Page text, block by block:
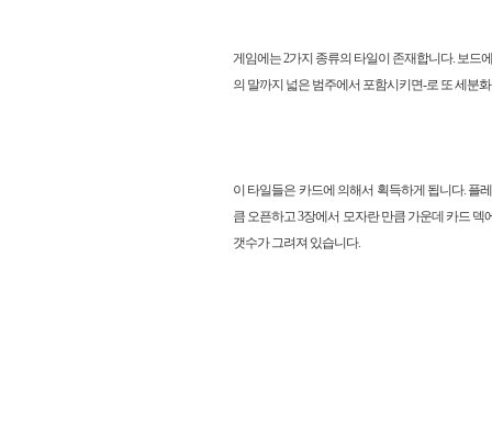
게임에는 2가지 종류의 타일이 존재합니다. 보드
의 말까지 넓은 범주에서 포함시키면-로 또 세분
이 타일들은 카드에 의해서 획득하게 됩니다. 플
큼 오픈하고 3장에서 모자란 만큼 가운데 카드 덱
갯수가 그려져 있습니다.